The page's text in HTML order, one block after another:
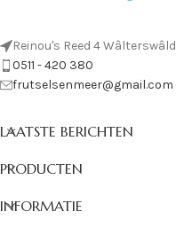
Reinou's Reed 4 Wâlterswâld
0511 - 420 380
frutselsenmeer@gmail.com
LAATSTE BERICHTEN
PRODUCTEN
INFORMATIE